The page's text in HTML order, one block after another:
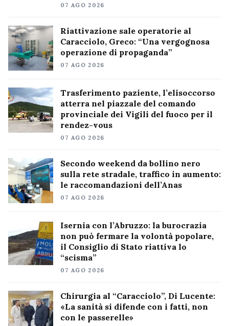
07 AGO 2026
Riattivazione sale operatorie al
Caracciolo, Greco: “Una vergognosa
operazione di propaganda”
07 AGO 2026
Trasferimento paziente, l’elisoccorso
atterra nel piazzale del comando
provinciale dei Vigili del fuoco per il
rendez-vous
07 AGO 2026
Secondo weekend da bollino nero
sulla rete stradale, traffico in aumento:
le raccomandazioni dell’Anas
07 AGO 2026
Isernia con l’Abruzzo: la burocrazia
non può fermare la volontà popolare,
il Consiglio di Stato riattiva lo
“scisma”
07 AGO 2026
Chirurgia al “Caracciolo”, Di Lucente:
«La sanità si difende con i fatti, non
con le passerelle»